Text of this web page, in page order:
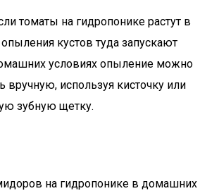
томаты на гидропонике растут в
кустов туда запускают
условиях опыление можно
вручную, используя кисточку или
зубную щетку.
на гидропонике в домашних